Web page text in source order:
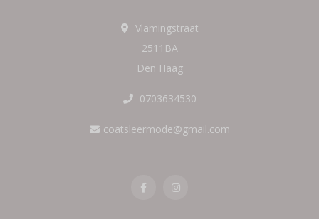
Vlamingstraat
2511BA
Den Haag
0703634530
coatsleermode@gmail.com